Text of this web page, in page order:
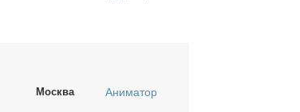
Москва Аниматор